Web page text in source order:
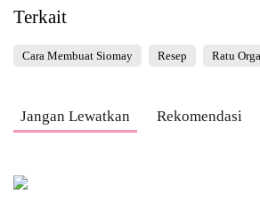
Terkait
Cara Membuat Siomay Resep Ratu
Jangan Lewatkan Rekomendasi